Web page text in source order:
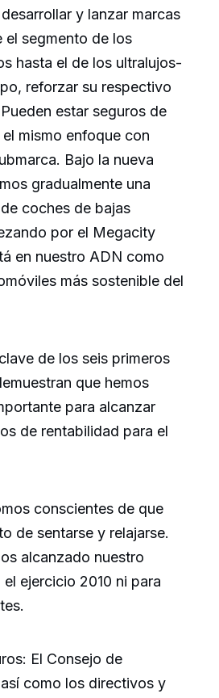
y lanzar marcas
el segmento de los
hasta el de los ultralujos-
reforzar su respectivo
estar seguros de
mismo enfoque con
Bajo la nueva
gradualmente una
coches de bajas
por el Megacity
en nuestro ADN como
más sostenible del
de los seis primeros
que hemos
para alcanzar
de rentabilidad para el
conscientes de que
de sentarse y relajarse.
alcanzado nuestro
ejercicio 2010 ni para
El Consejo de
como los directivos y